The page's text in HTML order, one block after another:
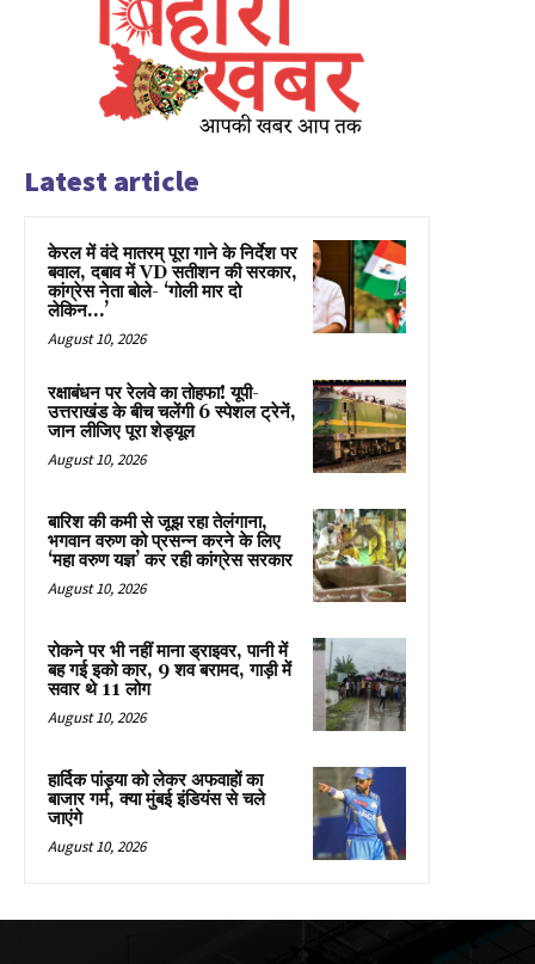
Latest article
केरल में वंदे मातरम् पूरा गाने के निर्देश पर
बवाल, दबाव में VD सतीशन की सरकार,
कांग्रेस नेता बोले- ‘गोली मार दो
लेकिन…’
August 10, 2026
रक्षाबंधन पर रेलवे का तोहफा! यूपी-
उत्तराखंड के बीच चलेंगी 6 स्पेशल ट्रेनें,
जान लीजिए पूरा शेड्यूल
August 10, 2026
बारिश की कमी से जूझ रहा तेलंगाना,
भगवान वरुण को प्रसन्न करने के लिए
‘महा वरुण यज्ञ’ कर रही कांग्रेस सरकार
August 10, 2026
रोकने पर भी नहीं माना ड्राइवर, पानी में
बह गई इको कार, 9 शव बरामद, गाड़ी में
सवार थे 11 लोग
August 10, 2026
हार्दिक पांड्या को लेकर अफवाहों का
बाजार गर्म, क्या मुंबई इंडियंस से चले
जाएंगे
August 10, 2026